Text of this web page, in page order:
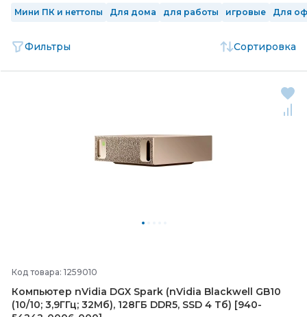
Мини ПК и неттопы Для дома для работы игровые Для
Фильтры Сортировка
Код товара: 1259010
Компьютер nVidia DGX Spark (nVidia Blackwell GB10
(10/10; 3,9ГГц; 32Мб), 128ГБ DDR5, SSD 4 Тб) [940-